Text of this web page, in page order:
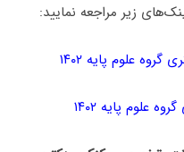
زیر مراجعه نمایید:
علوم پایه ۱۴۰۲
علوم پایه ۱۴۰۲